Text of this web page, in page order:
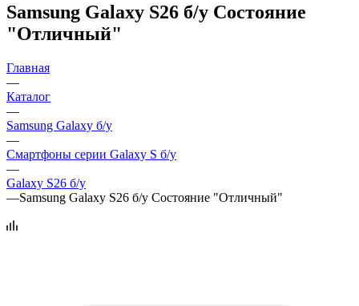
Samsung Galaxy S26 б/у Состояние
"Отличный"
Главная
—
Каталог
—
Samsung Galaxy б/у
—
Смартфоны серии Galaxy S б/у
—
Galaxy S26 б/у
—Samsung Galaxy S26 б/у Состояние "Отличный"